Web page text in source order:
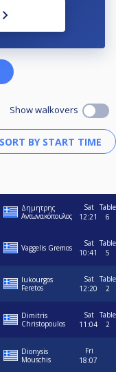
Show walkovers
Δημητρης
Αντωνακόπουλος
Sat
12:21
Table
6
Vaggelis Gremos
Sat
10:41
Table
5
lukourgos
Feretos
Sat
12:20
Table
2
Dimitris
Christopoulos
Sat
11:04
Table
2
Dionysis
Mouschis
Fri
18:07